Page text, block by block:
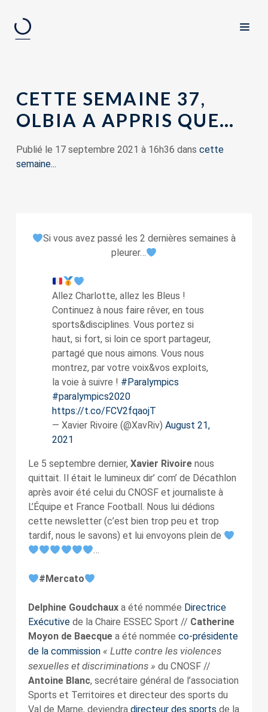
CETTE SEMAINE 37,
OLBIA A APPRIS QUE…
Publié le 17 septembre 2021 à 16h36 dans cette
semaine...
Si vous avez passé les 2 dernières semaines à
pleurer…
Allez Charlotte, allez les Bleus !
Continuez à nous faire rêver, en tous
sports&disciplines. Vous portez si
haut, si fort, si loin ce sport partageur,
partagé que nous aimons. Vous nous
montrez, par votre voix&vos exploits,
la voie à suivre ! #Paralympics
#paralympics2020
https://t.co/FCV2fqaojT
— Xavier Rivoire (@XavRiv) August 21,
2021
Le 5 septembre dernier, Xavier Rivoirenous
quittait. Il était le lumineux dir’ com’ de Décathlon
après avoir été celui du CNOSF et journaliste à
L’Équipe et France Football. Nous lui dédions
cette newsletter (c’est bien trop peu et trop
tardif, nous le savons) et lui envoyons plein de
…
#Mercato
Delphine Goudchauxa été nommée Directrice
Exécutivede la Chaire ESSEC Sport // Catherine
Moyon de Baecquea été nommée co-présidente
de la commission « Lutte contre les violences
sexuelles et discriminations » du CNOSF //
Antoine Blanc, secrétaire général de l’association
Sports et Territoires et directeur des sports du
Val de Marne, deviendra directeur des sports de la